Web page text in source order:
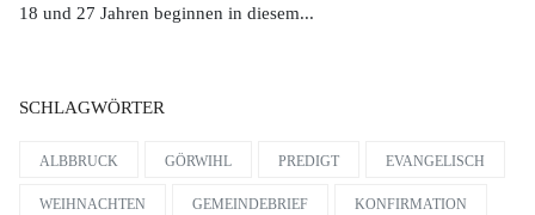
18 und 27 Jahren beginnen in diesem...
SCHLAGWÖRTER
ALBBRUCK GÖRWIHL PREDIGT EVANGELISCH
WEIHNACHTEN GEMEINDEBRIEF KONFIRMATION